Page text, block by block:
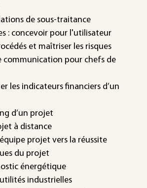
de sous-traitance
: concevoir pour l'utilisateur
et maîtriser les risques
communication pour chefs de
les indicateurs financiers d’un
d’un projet
à distance
projet vers la réussite
du projet
énergétique
industrielles